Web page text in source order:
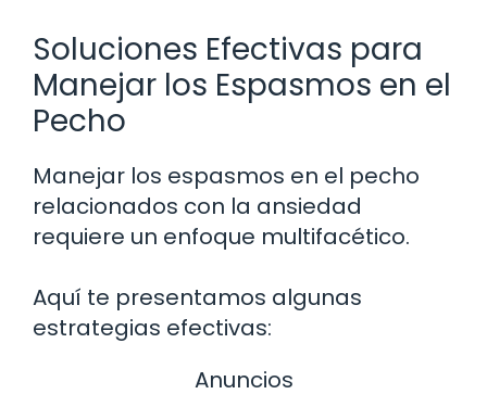
Soluciones Efectivas para
Manejar los Espasmos en el
Pecho
Manejar los espasmos en el pecho
relacionados con la ansiedad
requiere un enfoque multifacético.
Aquí te presentamos algunas
estrategias efectivas:
Anuncios